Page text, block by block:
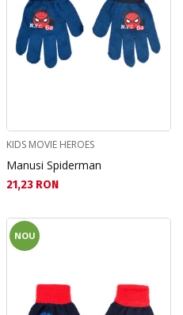
KIDS MOVIE HEROES
Manusi Spiderman
Текуща цена:
21,23 RON
NOU